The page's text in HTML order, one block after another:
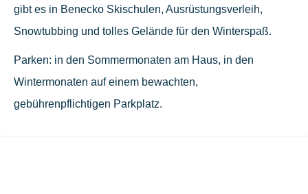
gibt es in Benecko Skischulen, Ausrüstungsverleih,
Snowtubbing und tolles Gelände für den Winterspaß.
Parken: in den Sommermonaten am Haus, in den
Wintermonaten auf einem bewachten,
gebührenpflichtigen Parkplatz.